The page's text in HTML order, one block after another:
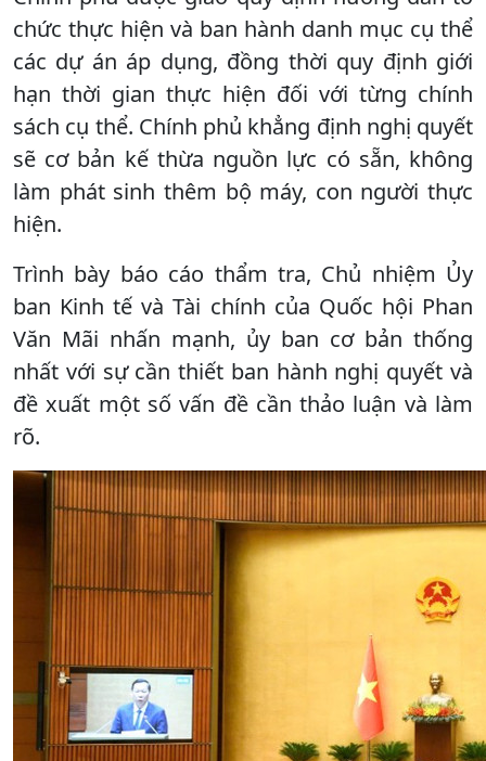
chức thực hiện và ban hành danh mục cụ thể
các dự án áp dụng, đồng thời quy định giới
hạn thời gian thực hiện đối với từng chính
sách cụ thể. Chính phủ khẳng định nghị quyết
sẽ cơ bản kế thừa nguồn lực có sẵn, không
làm phát sinh thêm bộ máy, con người thực
hiện.
Trình bày báo cáo thẩm tra, Chủ nhiệm Ủy
ban Kinh tế và Tài chính của Quốc hội Phan
Văn Mãi nhấn mạnh, ủy ban cơ bản thống
nhất với sự cần thiết ban hành nghị quyết và
đề xuất một số vấn đề cần thảo luận và làm
rõ.